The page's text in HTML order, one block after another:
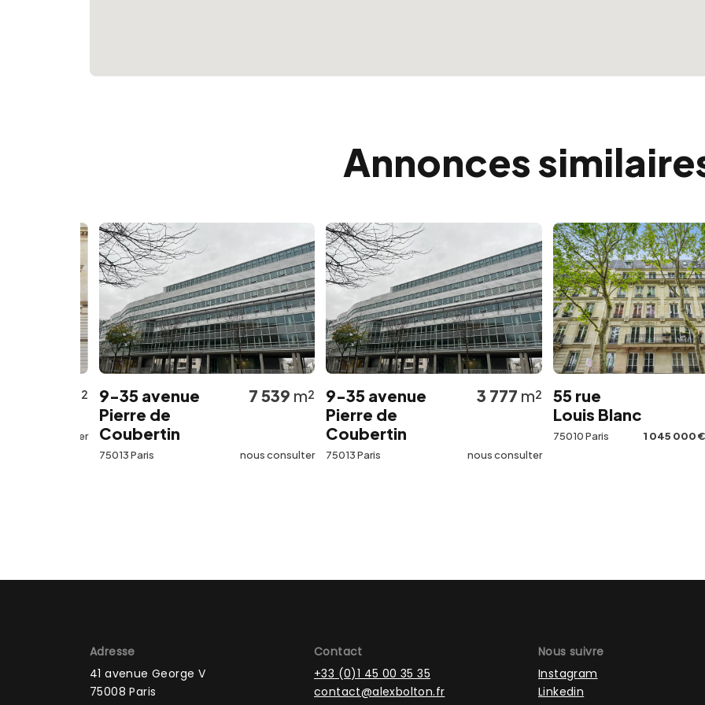
Annonces
9-35 avenue
Pierre de
Coubertin
75013 Paris
7 539 m²
nous consulter
9-35 avenue
Pierre de
Coubertin
75013 Paris
3 777m²
nous consulter
55 rue
Louis Blanc
75010 Paris 1 045 000 € Net
Adresse
41 avenue George V
75008 Paris
Contact
+33 (0)1 45 00 35 35
contact@alexbolton.fr
Nous suivre
Instagram
Linkedin